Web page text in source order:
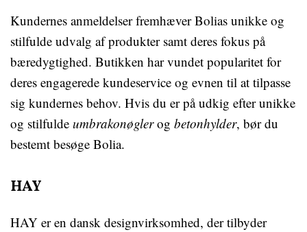
Kundernes anmeldelser fremhæver Bolias unikke og
stilfulde udvalg af produkter samt deres fokus på
bæredygtighed. Butikken har vundet popularitet for
deres engagerede kundeservice og evnen til at tilpasse
sig kundernes behov. Hvis du er på udkig efter unikke
og stilfulde umbrakonøglerog betonhylder, bør du
bestemt besøge Bolia.
HAY
HAY er en dansk designvirksomhed, der tilbyder